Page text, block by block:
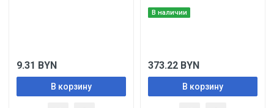
9.31 BYN
В корзину
В наличии
373.22 BYN
В корзину